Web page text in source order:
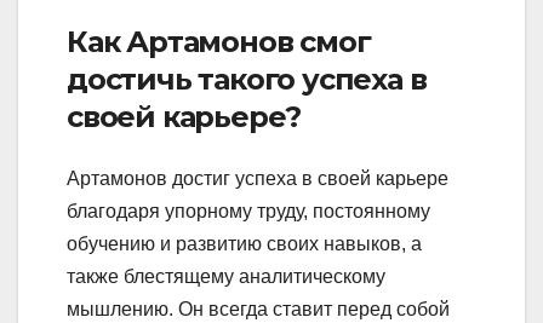
Как Артамонов смог
достичь такого успеха в
своей карьере?
Артамонов достиг успеха в своей карьере
благодаря упорному труду, постоянному
обучению и развитию своих навыков, а
также блестящему аналитическому
мышлению. Он всегда ставит перед собой